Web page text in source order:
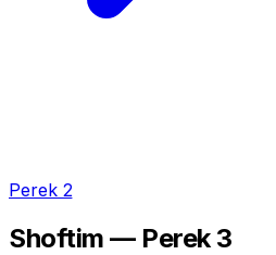
Perek 2
Shoftim — Perek 3